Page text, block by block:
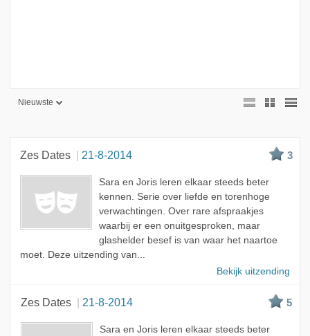
Nieuwste
Zes Dates 21-8-2014 3
Sara en Joris leren elkaar steeds beter
kennen. Serie over liefde en torenhoge
verwachtingen. Over rare afspraakjes
waarbij er een onuitgesproken, maar
glashelder besef is van waar het naartoe
moet. Deze uitzending van...
Bekijk uitzending
Zes Dates 21-8-2014 5
Sara en Joris leren elkaar steeds beter